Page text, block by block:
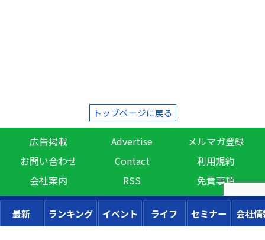
トップページに戻る
広告掲載 Advertise
メルマガ登録
お問い合わせ
Contact
利用規約
会社案内
RSS 免責事項
最新 ランキング イベント ライフ セミナー 会社